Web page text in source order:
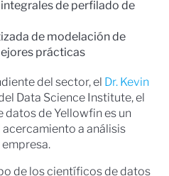
de perfilado de
de modelación de
prácticas
del sector, el Dr. Kevin
Data Science Institute, el
de Yellowfin es un
a análisis
de los científicos de datos